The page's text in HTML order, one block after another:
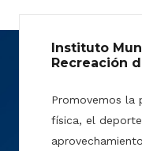
Instituto
Recreación
Promovemos la
física, el